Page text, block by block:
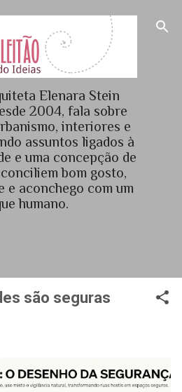
conteúdo principal
Elenara Stein
2004, fala sobre
interiores e
assuntos ligados à
e uma concepção de
bom gosto,
e aconchego com um
humano.
são seguras